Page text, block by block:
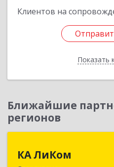
Клиентов на
Показать
Ближайшие
регионов
КА ЛиКом